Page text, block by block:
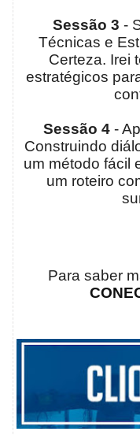
Sessão 3 -
Técnicas e
Certeza. Irei
estratégicos
Sessão 4-
Construindo
um método fácil
um roteiro
Para saber